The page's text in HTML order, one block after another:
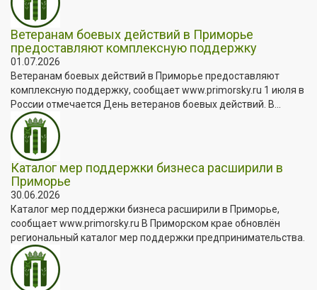
Ветеранам боевых действий в Приморье
предоставляют комплексную поддержку
01.07.2026
Ветеранам боевых действий в Приморье предоставляют
комплексную поддержку, сообщает www.primorsky.ru 1 июля в
России отмечается День ветеранов боевых действий. В...
Каталог мер поддержки бизнеса расширили в
Приморье
30.06.2026
Каталог мер поддержки бизнеса расширили в Приморье,
сообщает www.primorsky.ru В Приморском крае обновлён
региональный каталог мер поддержки предпринимательства.